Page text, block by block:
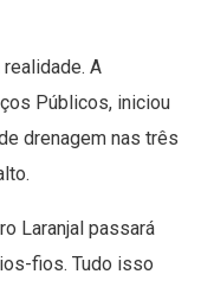
A
Públicos, iniciou
drenagem nas três
Laranjal passará
fios. Tudo isso